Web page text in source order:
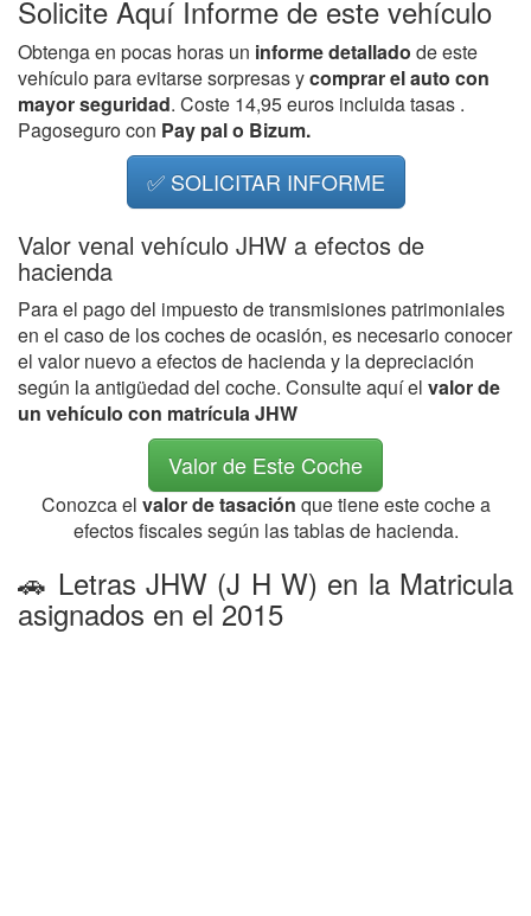
Solicite Aquí Informe de este vehículo
Obtenga en pocas horas un informe detallado de este
vehículo para evitarse sorpresas ycomprar el auto con
mayor seguridad. Coste 14,95 euros incluida tasas .
Pagoseguro con Pay pal o Bizum.
✅ SOLICITAR INFORME
Valor venal vehículo JHW a efectos de
hacienda
Para el pago del impuesto de transmisiones patrimoniales
en el caso de los coches de ocasión, es necesario conocer
el valor nuevo a efectos de hacienda y la depreciación
según la antigüedad del coche. Consulte aquí el valor de
un vehículo con matrícula JHW
Valor de Este Coche
Conozca el valor de tasación que tiene este coche a
efectos fiscales según las tablas de hacienda.
🚗 Letras JHW (J H W) en la Matricula
asignados en el 2015